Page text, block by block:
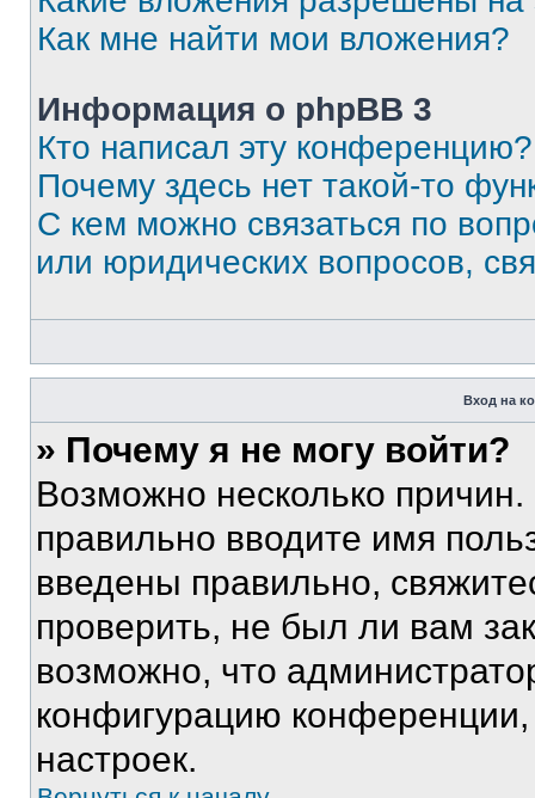
Как мне найти мои вложения?
Информация о phpBB 3
Кто написал эту конференцию?
Почему здесь нет такой-то
С кем можно связаться по
или юридических вопросов,
Вход на
» Почему я не могу войти?
Возможно несколько
правильно вводите имя
введены правильно,
проверить, не был ли вам
возможно, что
конфигурацию
настроек.